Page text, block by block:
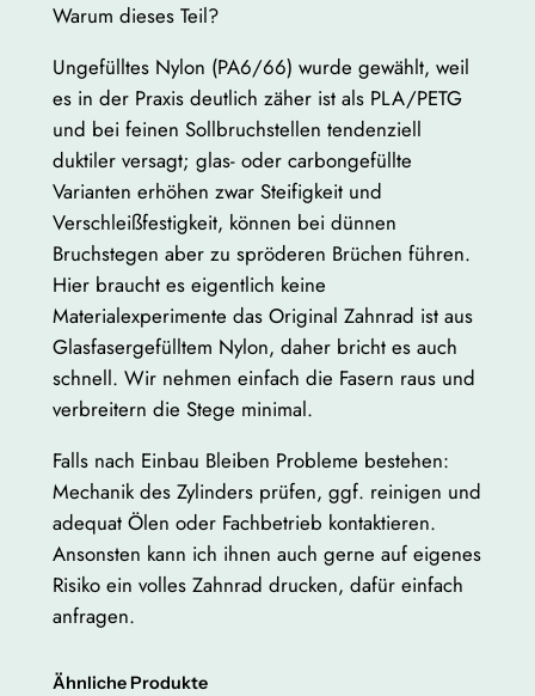
o
n
6
/
6
6
M
e
n
Warum dieses Teil?
Ungefülltes Nylon (PA6/66) wurde gewählt, weil
es in der Praxis deutlich zäher ist als PLA/PETG
und bei feinen Sollbruchstellen tendenziell
duktiler versagt; glas- oder carbongefüllte
Varianten erhöhen zwar Steifigkeit und
Verschleißfestigkeit, können bei dünnen
Bruchstegen aber zu spröderen Brüchen führen.
Hier braucht es eigentlich keine
Materialexperimente das Original Zahnrad ist aus
Glasfasergefülltem Nylon, daher bricht es auch
schnell. Wir nehmen einfach die Fasern raus und
verbreitern die Stege minimal.
Falls nach Einbau Bleiben Probleme bestehen:
Mechanik des Zylinders prüfen, ggf. reinigen und
adequat Ölen oder Fachbetrieb kontaktieren.
Ansonsten kann ich ihnen auch gerne auf eigenes
Risiko ein volles Zahnrad drucken, dafür einfach
anfragen.
Ähnliche Produkte